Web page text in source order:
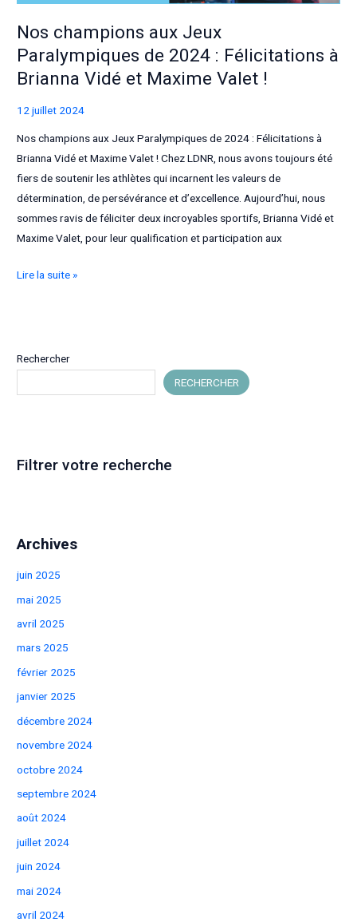
Nos champions aux Jeux
Paralympiques de 2024 : Félicitations à
Brianna Vidé et Maxime Valet !
12 juillet 2024
Nos champions aux Jeux Paralympiques de 2024 : Félicitations à
Brianna Vidé et Maxime Valet ! Chez LDNR, nous avons toujours été
fiers de soutenir les athlètes qui incarnent les valeurs de
détermination, de persévérance et d’excellence. Aujourd’hui, nous
sommes ravis de féliciter deux incroyables sportifs, Brianna Vidé et
Maxime Valet, pour leur qualification et participation aux
Nos
Paralympiques
de
2024
Brianna
Valet !
Lire la suite »
Rechercher
RECHERCHER
Filtrer votre recherche
Archives
juin 2025
mai 2025
avril 2025
mars 2025
février 2025
janvier 2025
décembre 2024
novembre 2024
octobre 2024
septembre 2024
août 2024
juillet 2024
juin 2024
mai 2024
avril 2024